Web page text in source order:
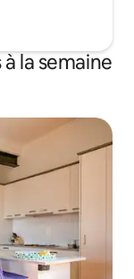
la semaine